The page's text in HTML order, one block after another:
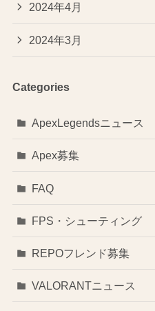
2024年4月
2024年3月
Categories
ApexLegendsニュース
Apex募集
FAQ
FPS・シューティング
REPOフレンド募集
VALORANTニュース